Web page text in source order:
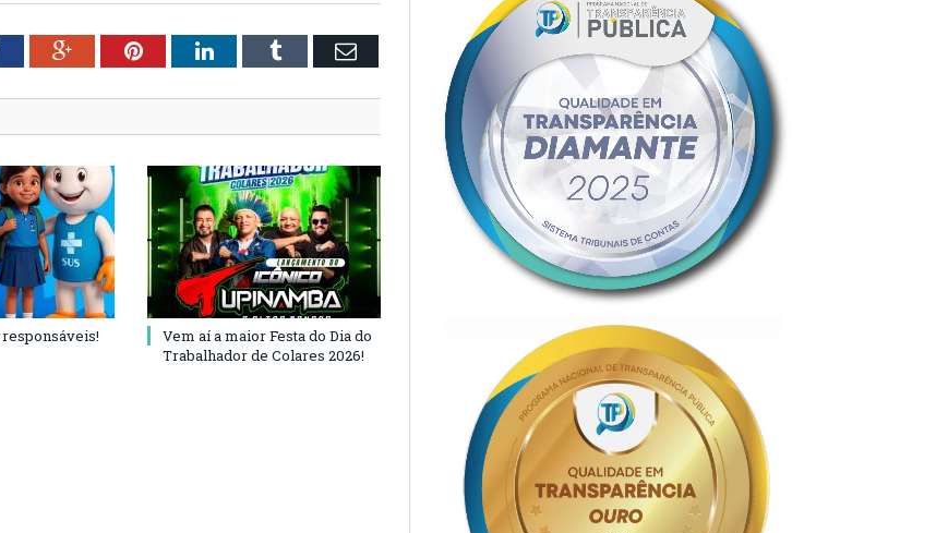
Google+PinterestLinkedInTumblr Email
Vem aí a maior Festa do Dia do
Trabalhador de Colares 2026!